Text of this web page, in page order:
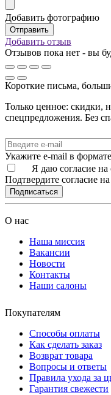
Добавить фотографию
Добавить отзыв
Отзывов пока нет - вы
Короткие письма,
Только ценное: скидки,
спецпредложения. Без
Укажите e-mail в
Я даю согласие на
Подтвердите согласие
Подписаться
О нас
Наша миссия
Вакансии
Новости
Контакты
Наши салоны
Покупателям
Способы оплаты
Как сделать заказ
Возврат товара
Вопросы и ответы
Правила ухода за
Гарантия свежести